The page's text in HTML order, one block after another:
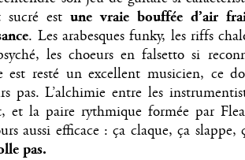
est une vraie bouffée d’air
. Les arabesques funky, les riffs
les choeurs en falsetto si
est resté un excellent musicien, ce
pas. L’alchimie entre les
et la paire rythmique formée par
aussi efficace : ça claque, ça slappe,
pas.